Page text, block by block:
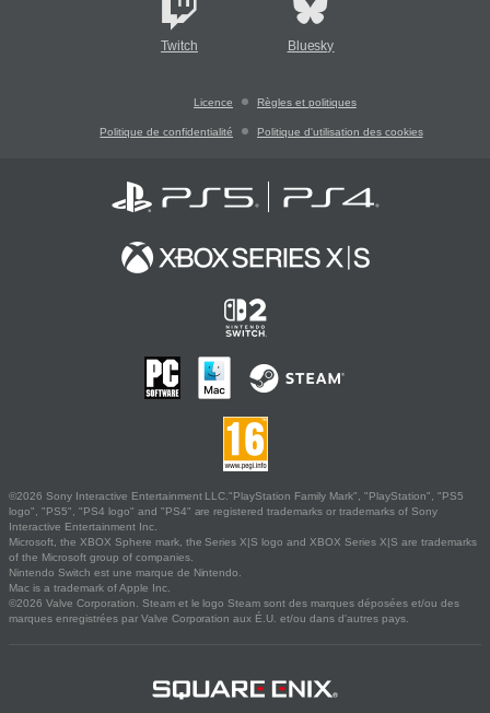
Twitch Bluesky
Licence Règles et politiques
Politique de confidentialité Politique d'utilisation des cookies
©2026 Sony Interactive Entertainment LLC."PlayStation Family Mark", "PlayStation", "PS5
logo", "PS5", "PS4 logo" and "PS4" are registered trademarks or trademarks of Sony
Interactive Entertainment Inc.
Microsoft, the XBOX Sphere mark, the Series X|S logo and XBOX Series X|S are trademarks
of the Microsoft group of companies.
Nintendo Switch est une marque de Nintendo.
Mac is a trademark of Apple Inc.
©2026 Valve Corporation. Steam et le logo Steam sont des marques déposées et/ou des
marques enregistrées par Valve Corporation aux É.U. et/ou dans d'autres pays.